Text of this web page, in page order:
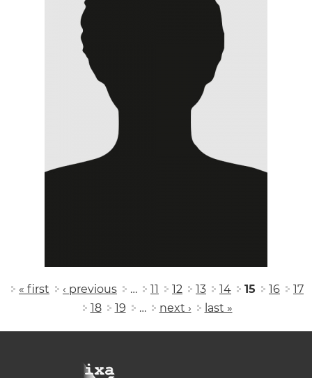
Pages
« first ‹ previous … 11 12 13 14 15 16
17
18
19 … next › last »